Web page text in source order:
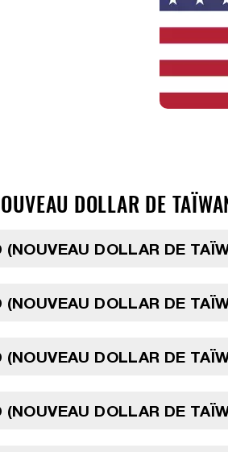
DOLLAR DE
(NOUVEAU DOLLAR DE
(NOUVEAU DOLLAR DE
(NOUVEAU DOLLAR DE
(NOUVEAU DOLLAR DE